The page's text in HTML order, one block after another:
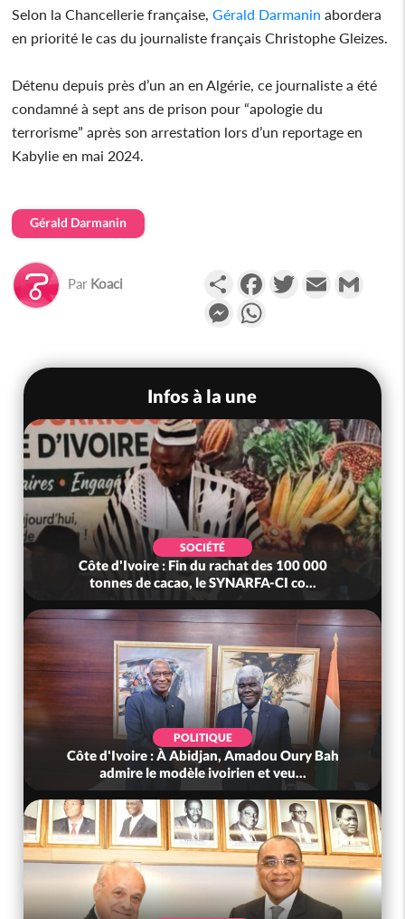
Selon la Chancellerie française,Gérald Darmanin abordera
en priorité le cas du journaliste français Christophe Gleizes.
Détenu depuis près d’un an en Algérie, ce journaliste a été
condamné à sept ans de prison pour “apologie du
terrorisme” après son arrestation lors d’un reportage en
Kabylie en mai 2024.
Gérald Darmanin
Par Koaci PartagerFacebookTwitterEmail
Messenger
Infos à la une
SOCIÉTÉ
Côte d'Ivoire : Fin du rachat des 100 000
tonnes de cacao, le SYNARFA-CI co...
POLITIQUE
Côte d'Ivoire : À Abidjan, Amadou Oury Bah
admire le modèle ivoirien et veu...